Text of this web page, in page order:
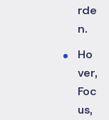
rde
n.
Ho
ver,
Foc
us,